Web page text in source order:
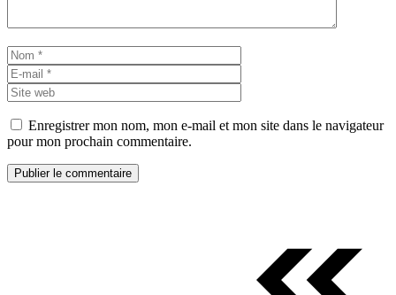
Nom
mail
web
Enregistrer mon nom, mon e-mail et mon site dans le navigateur
pour mon prochain commentaire.